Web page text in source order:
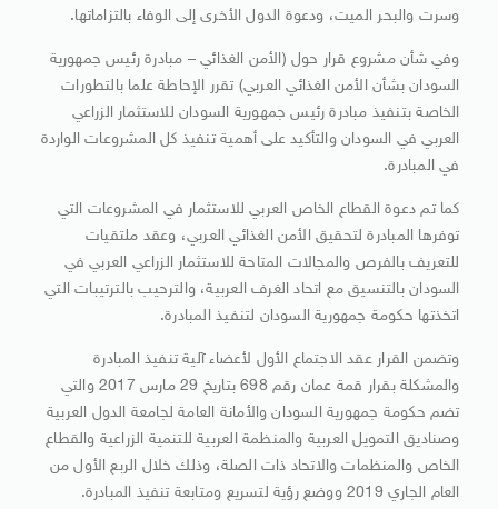
وسرت والبحر الميت، ودعوة الدول الأخرى إلى الوفاء بالتزاماتها.
وفي شأن مشروع قرار حول (الأمن الغذائي – مبادرة رئيس جمهورية
السودان بشأن الأمن الغذائي العربي) تقرر الإحاطة علما بالتطورات
الخاصة بتنفيذ مبادرة رئيس جمهورية السودان للاستثمار الزراعي
العربي في السودان والتأكيد على أهمية تنفيذ كل المشروعات الواردة
في المبادرة.
كما تم دعوة القطاع الخاص العربي للاستثمار في المشروعات التي
توفرها المبادرة لتحقيق الأمن الغذائي العربي، وعقد ملتقيات
للتعريف بالفرص والمجالات المتاحة للاستثمار الزراعي العربي في
السودان بالتنسيق مع اتحاد الغرف العربية، والترحيب بالترتيبات التي
اتخذتها حكومة جمهورية السودان لتنفيذ المبادرة.
وتضمن القرار عقد الاجتماع الأول لأعضاء آلية تنفيذ المبادرة
والمشكلة بقرار قمة عمان رقم 698 بتاريخ 29 مارس 2017 والتي
تضم حكومة جمهورية السودان والأمانة العامة لجامعة الدول العربية
وصناديق التمويل العربية والمنظمة العربية للتنمية الزراعية والقطاع
الخاص والمنظمات والاتحاد ذات الصلة، وذلك خلال الربع الأول من
العام الجاري 2019 ووضع رؤية لتسريع ومتابعة تنفيذ المبادرة.